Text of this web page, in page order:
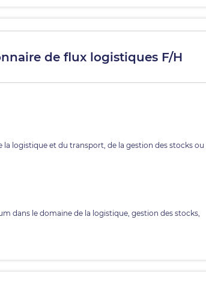
de flux logistiques F/H
logistique et du transport, de la gestion des stocks ou
dans le domaine de la logistique, gestion des stocks,